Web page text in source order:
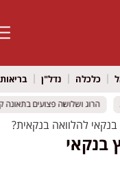
כלכלה נדל"ן בריאות
ושלושה פצועים בתאונה קשה בכביש 316 סמוך למיתר: שני כלי רכב
ושלושה פצועים בתאונה קשה בכביש 316 סמוך למיתר: שני כלי רכב
להלוואה בנקאית?